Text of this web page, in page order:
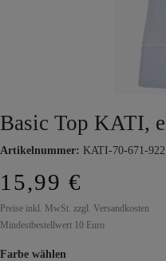
Basic Top KATI,
Artikelnummer: KATI-70-671-922
15,99 €
Preise inkl. MwSt. zzgl. Versandkosten
Mindestbestellwert 10 Euro
Farbe wählen